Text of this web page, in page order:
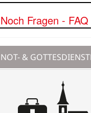
Noch Fragen - FAQ
NOT- &